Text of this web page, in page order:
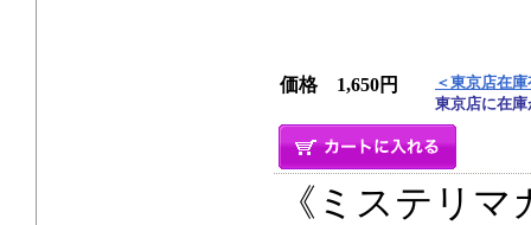
価格 1,650円
＜東京店在
東京店に在
《ミステリ